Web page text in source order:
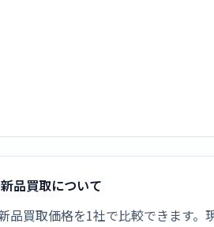
品買取について
品買取価格を1社で比較できます